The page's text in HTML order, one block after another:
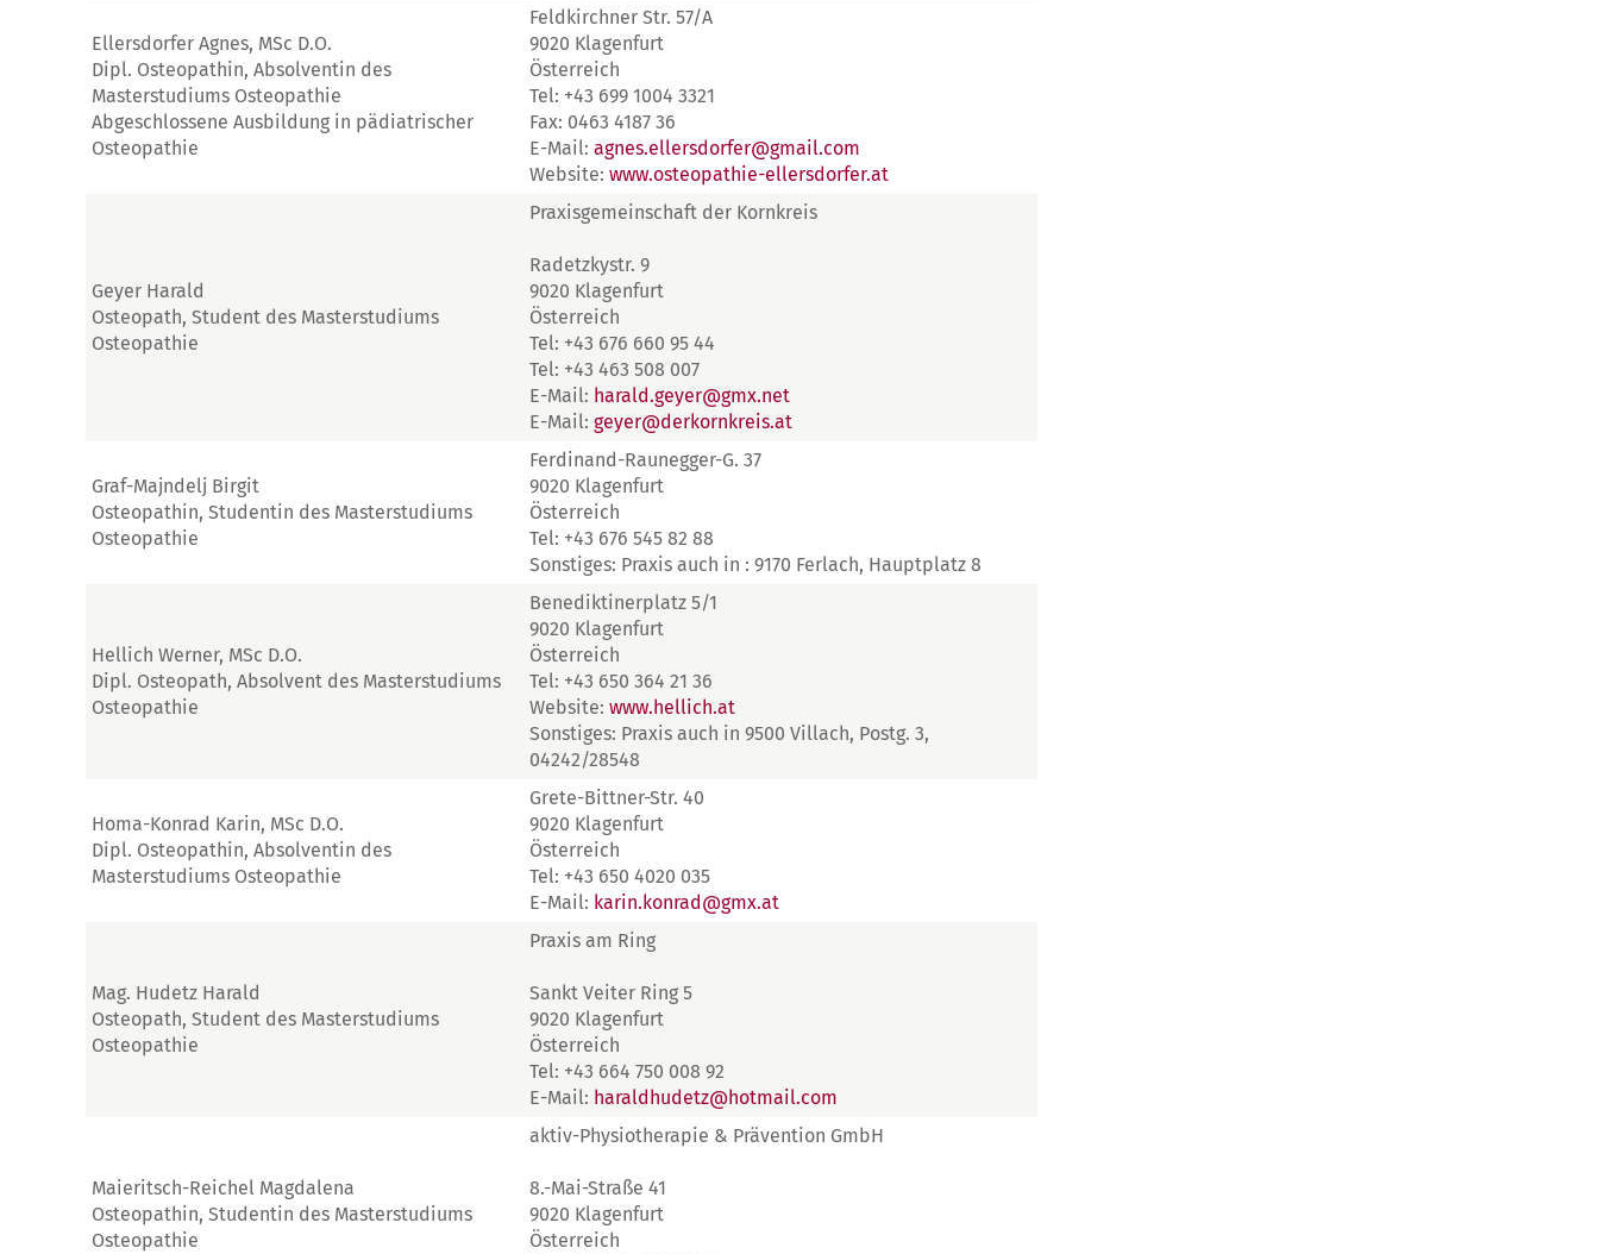
Ellersdorfer Agnes, MSc D.O.
Dipl. Osteopathin, Absolventin des
Masterstudiums Osteopathie
Abgeschlossene Ausbildung in pädiatrischer
Osteopathie
Feldkirchner Str. 57/A
9020 Klagenfurt
Österreich
Tel: +43 699 1004 3321
Fax: 0463 4187 36
E-Mail: agnes.ellersdorfer@gmail.com
Website: www.osteopathie-ellersdorfer.at
Geyer Harald
Osteopath, Student des Masterstudiums
Osteopathie
Praxisgemeinschaft der Kornkreis
Radetzkystr. 9
9020 Klagenfurt
Österreich
Tel: +43 676 660 95 44
Tel: +43 463 508 007
E-Mail: harald.geyer@gmx.net
E-Mail: geyer@derkornkreis.at
Graf-Majndelj Birgit
Osteopathin, Studentin des Masterstudiums
Osteopathie
Ferdinand-Raunegger-G. 37
9020 Klagenfurt
Österreich
Tel: +43 676 545 82 88
Sonstiges: Praxis auch in : 9170 Ferlach, Hauptplatz 8
Hellich Werner, MSc D.O.
Dipl. Osteopath, Absolvent des Masterstudiums
Osteopathie
Benediktinerplatz 5/1
9020 Klagenfurt
Österreich
Tel: +43 650 364 21 36
Website: www.hellich.at
Sonstiges: Praxis auch in 9500 Villach, Postg. 3,
04242/28548
Homa-Konrad Karin, MSc D.O.
Dipl. Osteopathin, Absolventin des
Masterstudiums Osteopathie
Grete-Bittner-Str. 40
9020 Klagenfurt
Österreich
Tel: +43 650 4020 035
E-Mail: karin.konrad@gmx.at
Mag. Hudetz Harald
Osteopath, Student des Masterstudiums
Osteopathie
Praxis am Ring
Sankt Veiter Ring 5
9020 Klagenfurt
Österreich
Tel: +43 664 750 008 92
E-Mail: haraldhudetz@hotmail.com
Maieritsch-Reichel Magdalena
Osteopathin, Studentin des Masterstudiums
Osteopathie
aktiv-Physiotherapie & Prävention GmbH
8.-Mai-Straße 41
9020 Klagenfurt
Österreich